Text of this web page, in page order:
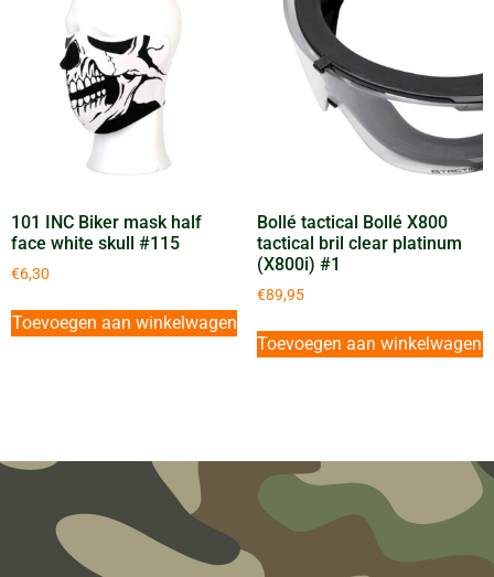
101 INC Biker mask half
face white skull #115
€6,30
Toevoegen aan winkelwagen
Bollé tactical Bollé X800
tactical bril clear platinum
(X800i) #1
€89,95
Toevoegen aan winkelwagen